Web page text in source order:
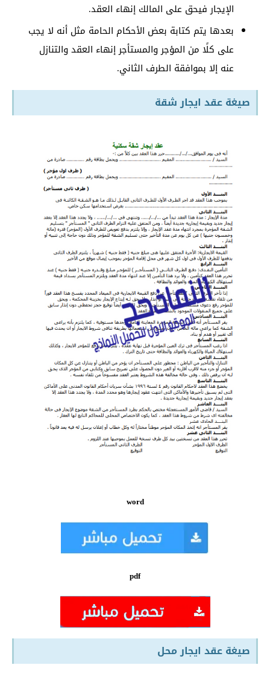
الإيجار فيحق على المالك إنهاء العقد.
بعدها يتم كتابة بعض الأحكام الحامة مثل أنه لا يجب
على كلًا من المؤجر والمستأجر إنهاء العقد والتنازل
عنه إلا بموافقة الطرف الثاني.
صيغة عقد ايجار شقة
word
pdf
صيغة عقد ايجار محل